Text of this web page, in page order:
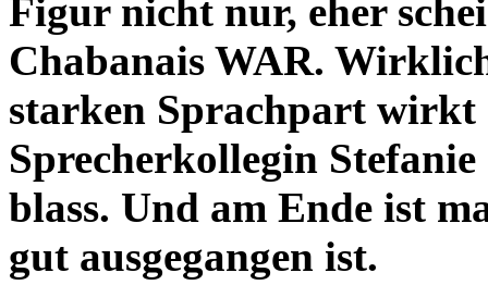
Figur nicht nur, eher
Chabanais WAR.
starken Sprachpart wirkt
Sprecherkollegin
blass. Und am Ende ist
gut ausgegangen ist.